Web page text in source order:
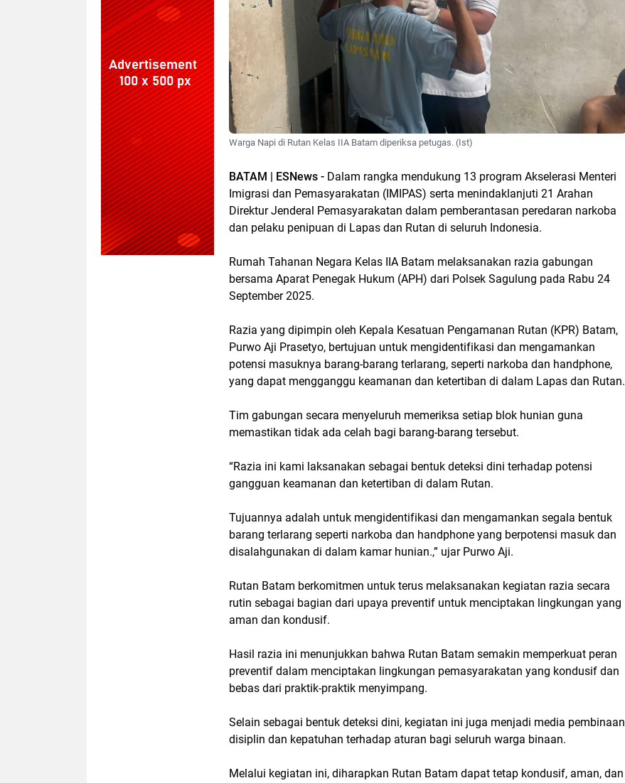
Warga Napi di Rutan Kelas IIA Batam diperiksa petugas. (Ist)
BATAM | ESNews - Dalam rangka mendukung 13 program Akselerasi Menteri
Imigrasi dan Pemasyarakatan (IMIPAS) serta menindaklanjuti 21 Arahan
Direktur Jenderal Pemasyarakatan dalam pemberantasan peredaran narkoba
dan pelaku penipuan di Lapas dan Rutan di seluruh Indonesia.
Rumah Tahanan Negara Kelas IIA Batam melaksanakan razia gabungan
bersama Aparat Penegak Hukum (APH) dari Polsek Sagulung pada Rabu 24
September 2025.
Razia yang dipimpin oleh Kepala Kesatuan Pengamanan Rutan (KPR) Batam,
Purwo Aji Prasetyo, bertujuan untuk mengidentifikasi dan mengamankan
potensi masuknya barang-barang terlarang, seperti narkoba dan handphone,
yang dapat mengganggu keamanan dan ketertiban di dalam Lapas dan Rutan.
Tim gabungan secara menyeluruh memeriksa setiap blok hunian guna
memastikan tidak ada celah bagi barang-barang tersebut.
“Razia ini kami laksanakan sebagai bentuk deteksi dini terhadap potensi
gangguan keamanan dan ketertiban di dalam Rutan.
Tujuannya adalah untuk mengidentifikasi dan mengamankan segala bentuk
barang terlarang seperti narkoba dan handphone yang berpotensi masuk dan
disalahgunakan di dalam kamar hunian.,” ujar Purwo Aji.
Rutan Batam berkomitmen untuk terus melaksanakan kegiatan razia secara
rutin sebagai bagian dari upaya preventif untuk menciptakan lingkungan yang
aman dan kondusif.
Hasil razia ini menunjukkan bahwa Rutan Batam semakin memperkuat peran
preventif dalam menciptakan lingkungan pemasyarakatan yang kondusif dan
bebas dari praktik-praktik menyimpang.
Selain sebagai bentuk deteksi dini, kegiatan ini juga menjadi media pembinaan
disiplin dan kepatuhan terhadap aturan bagi seluruh warga binaan.
Melalui kegiatan ini, diharapkan Rutan Batam dapat tetap kondusif, aman, dan